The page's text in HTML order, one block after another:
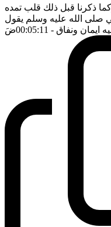
ذكرنا قبل ذلك قلب تمده
صلى الله عليه وسلم يقول
ايمان ونفاق - 00:05:11 ضَ